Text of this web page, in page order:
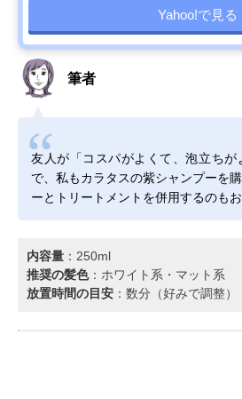
Yahoo!で見る
筆者
友人が「コスパがよくて、泡立ちが
で、私もカラタスの紫シャンプーを
ーとトリートメントを併用するのもお
内容量 ：250ml
推奨の髪色：ホワイト系・マット系
放置時間の目安 ：数分（好みで調整）